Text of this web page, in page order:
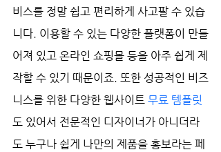
비스를 정말 쉽고 편리하게 사고팔 수 있습
니다. 이용할 수 있는 다양한 플랫폼이 만들
어져 있고 온라인 쇼핑몰 등을 아주 쉽게 제
작할 수 있기 때문이죠. 또한 성공적인 비즈
니스를 위한 다양한 웹사이트 무료 템플릿
도 있어서 전문적인 디자이너가 아니더라
도 누구나 쉽게 나만의 제품을 홍보라는 페